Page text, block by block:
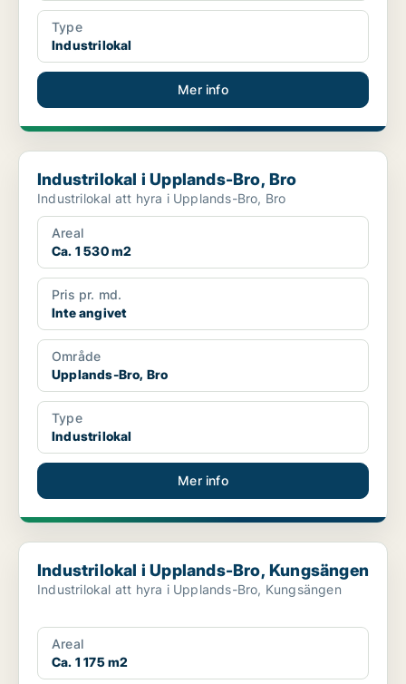
Type
Industrilokal
Mer info
Industrilokal i Upplands-Bro, Bro
Industrilokal i Upplands-Bro, Bro
Industrilokal att hyra i Upplands-Bro, Bro
Areal
Ca. 1 530 m2
Pris pr. md.
Inte angivet
Område
Upplands-Bro, Bro
Type
Industrilokal
Mer info
Industrilokal i Upplands-Bro, Kungsängen
Industrilokal i Upplands-Bro, Kungsängen
Industrilokal att hyra i Upplands-Bro, Kungsängen
Areal
Ca. 1 175 m2